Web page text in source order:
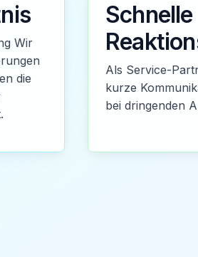
Wir
die
Schnelle
Als Service-
kurze
bei dringenden